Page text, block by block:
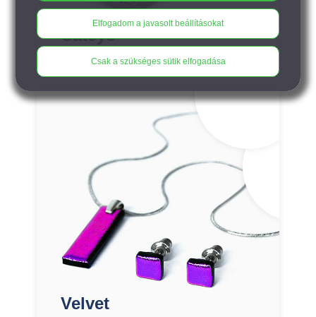
Cateye
Velvet
Elfogadom a javasolt beállításokat
Csak a szükséges sütik elfogadása